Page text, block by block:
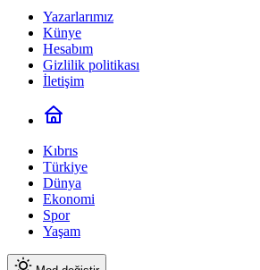
Yazarlarımız
Künye
Hesabım
Gizlilik politikası
İletişim
Kıbrıs
Türkiye
Dünya
Ekonomi
Spor
Yaşam